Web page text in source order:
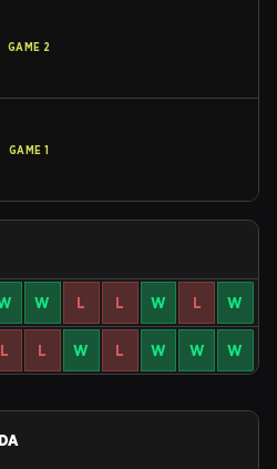
GAME 2
GAME 1
W L L W L W
L L W L W W W